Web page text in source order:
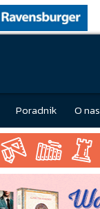
Poradnik O nas